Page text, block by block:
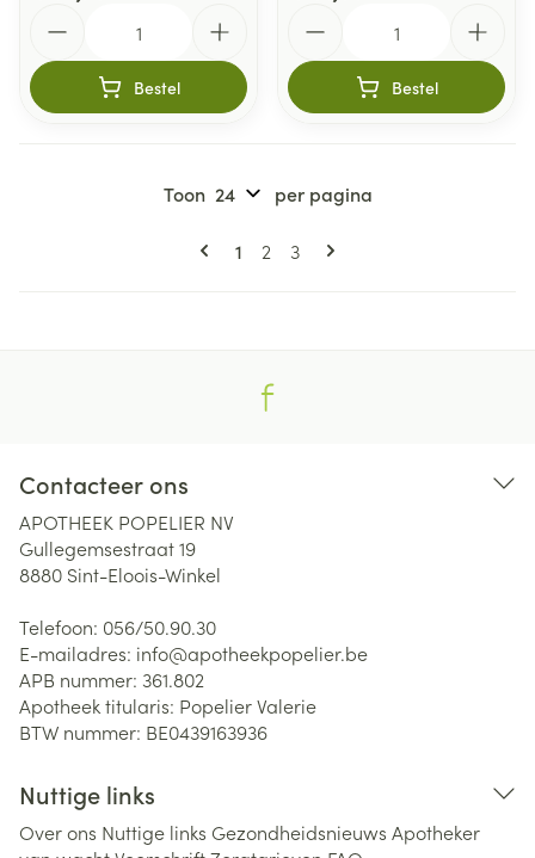
Bestel Bestel
Pagina's
U lees momenteel pagina
1 Pagina
2 Pagina
3
Toon per pagina
Contacteer ons
APOTHEEK POPELIER NV
Gullegemsestraat 19
8880 Sint-Eloois-Winkel
Telefoon: 056/50.90.30
E-mailadres: info@apotheekpopelier.be
APB nummer: 361.802
Apotheek titularis: Popelier Valerie
BTW nummer: BE0439163936
Nuttige links
Over ons Nuttige links Gezondheidsnieuws Apotheker